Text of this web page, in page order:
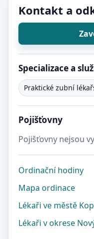
Kontakt a
Specializace a
Praktické zubní
Pojišťovny
Pojišťovny nejsou
Ordinační hodiny
Mapa ordinace
Lékaři ve městě
Lékaři v okrese